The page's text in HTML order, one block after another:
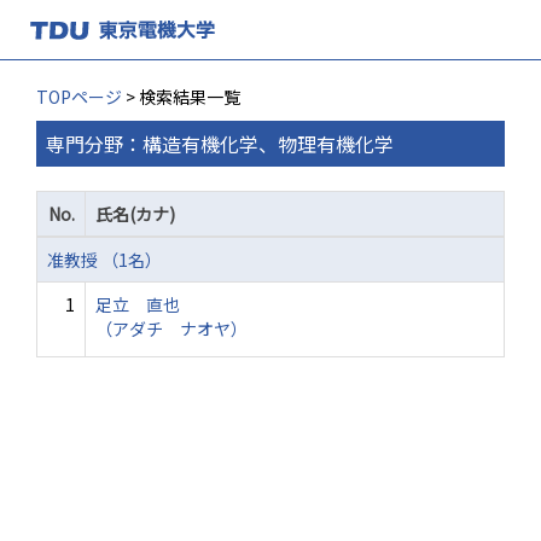
TOPページ > 検索結果一覧
専門分野：構造有機化学、物理有機化学
No.
氏名(カナ)
准教授 （1名）
1
足立 直也
（アダチ ナオヤ）